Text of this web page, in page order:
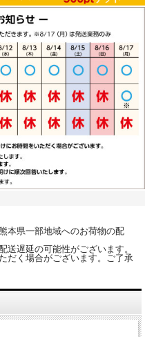
本県一部地域へのお荷物の配
送遅延の可能性がございます。
だく場合がございます。ご了承